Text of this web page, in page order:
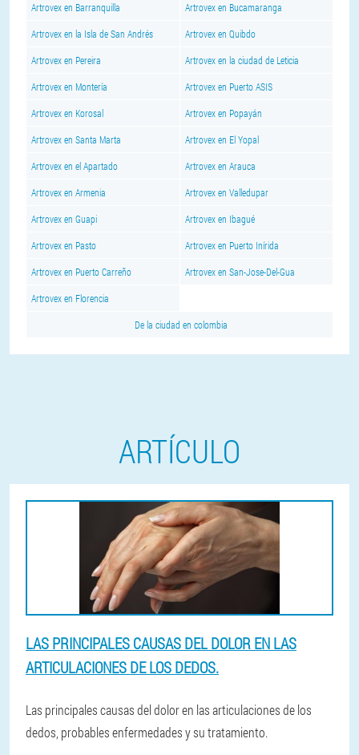
Artrovex en Barranquilla Artrovex en Bucamaranga
Artrovex en la Isla de San Andrés Artrovex en Quibdo
Artrovex en Pereira Artrovex en la ciudad de Leticia
Artrovex en Montería Artrovex en Puerto ASIS
Artrovex en Korosal Artrovex en Popayán
Artrovex en Santa Marta Artrovex en El Yopal
Artrovex en el Apartado Artrovex en Arauca
Artrovex en Armenia Artrovex en Valledupar
Artrovex en Guapi Artrovex en Ibagué
Artrovex en Pasto Artrovex en Puerto Inírida
Artrovex en Puerto Carreño Artrovex en San-Jose-Del-Gua
Artrovex en Florencia
De la ciudad en colombia
ARTÍCULO
LAS PRINCIPALES CAUSAS DEL DOLOR EN LAS
ARTICULACIONES DE LOS DEDOS.
Las principales causas del dolor en las articulaciones de los
dedos, probables enfermedades y su tratamiento.